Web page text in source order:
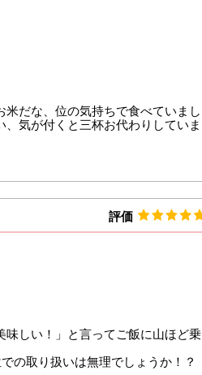
だな、位の気持ちで食べていまし
気が付くと三杯お代わりしていま
評価
しい！」と言ってご飯に山ほど乗
の取り扱いは無理でしょうか！？